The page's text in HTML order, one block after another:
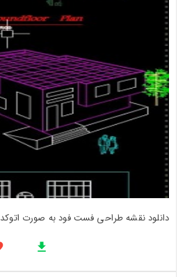
دانلود نقشه طراحی فست فود به صورت اتوکد dwg AutoCAD (کد1701)